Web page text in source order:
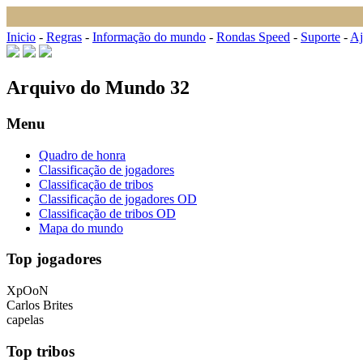
Inicio - Regras - Informação do mundo - Rondas Speed - Suporte -
Arquivo do Mundo 32
Menu
Quadro de honra
Classificação de jogadores
Classificação de tribos
Classificação de jogadores OD
Classificação de tribos OD
Mapa do mundo
Top jogadores
XpOoN
Carlos Brites
capelas
Top tribos